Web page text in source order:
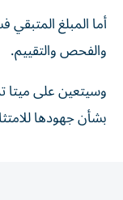
أما المبلغ
والفحص والتقييم.
وسيتعين على ميتا
بشأن جهودها